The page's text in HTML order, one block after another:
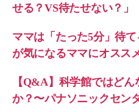
せる？VS待たせない？」
ママは「たった5分」待
が気になるママにオスス
【Q&A】科学館ではど
か？〜パナソニックセン